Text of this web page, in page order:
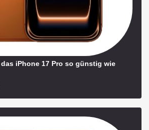
iPhone 17 Pro so günstig wie